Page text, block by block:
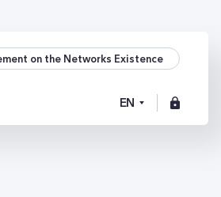
on the Networks Existence
EN